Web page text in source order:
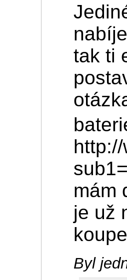
tak ti
mám
je už
Byl